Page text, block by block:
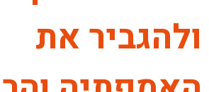
ולהגביר את